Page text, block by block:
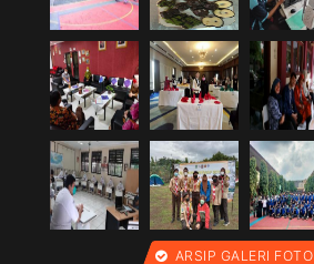
ARSIP GALERI FOTO